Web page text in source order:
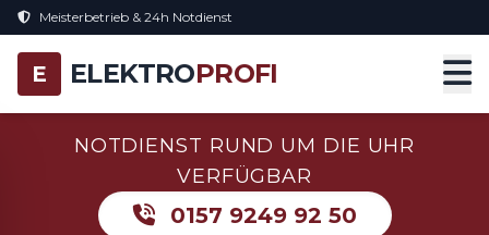
Meisterbetrieb & 24h Notdienst
E ELEKTROPROFI
NOTDIENST RUND UM DIE UHR
VERFÜGBAR
0157 9249 92 50